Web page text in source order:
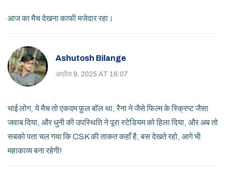
आज का मैच देखना काफी मजेदार रहा।
Ashutosh Bilange
अप्रैल 9, 2025 AT 16:07
भाई लोग, ये मैच तो एकदम फ़ुल बॉल था, रैना ने जैसे फिल्म के स्क्रिप्ट जैसा
जवाब दिया, और धुनी की उपस्थिति ने पूरा स्टेडियम को हिला दिया, और अब तो
सबको पता चल गया कि CSK की ताकत कहाँ है, बस देखते रहो, आगे भी
महाकाव्य बना रहेगी!